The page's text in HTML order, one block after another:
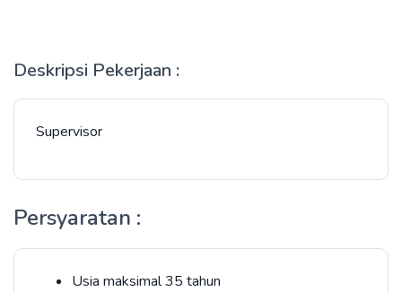
Deskripsi Pekerjaan :
Supervisor
Persyaratan :
Usia maksimal 35 tahun